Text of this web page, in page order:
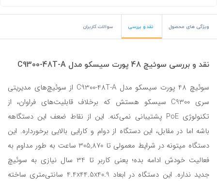
ویژگی های محصول نقد و بررسی سوالات کاربران
نقد و بررسی سوئیچ 48 پورت سیسکو مدل C9300-48T-A
سوئیچ 48 پورت سیسکو مدل C9300-48T-A از سوئیچ‌های مدیریتی
سری ‌C9300 سیسکو هستش که برخلاف قابلیت‌های فراوان، از
تکنولوژی PoE پشتیبانی نمی‌کنه. این از نقاط ضعف این دستگاهه
باشه اما در مقابل، این دستگاه از دوام و کارایی بالایی برخورداره. این
دستگاه میتونه در شرایط معمولی تا 305,870 ساعت به طور مداوم به
فعالیت خودش ادامه بده؛ یعنی کاربر تا 34 سال نیازی به سوئیچ
جدید نداره. این دستگاه در ابعاد 4.4x44.5x40.9 سانتی‌متری ساخته